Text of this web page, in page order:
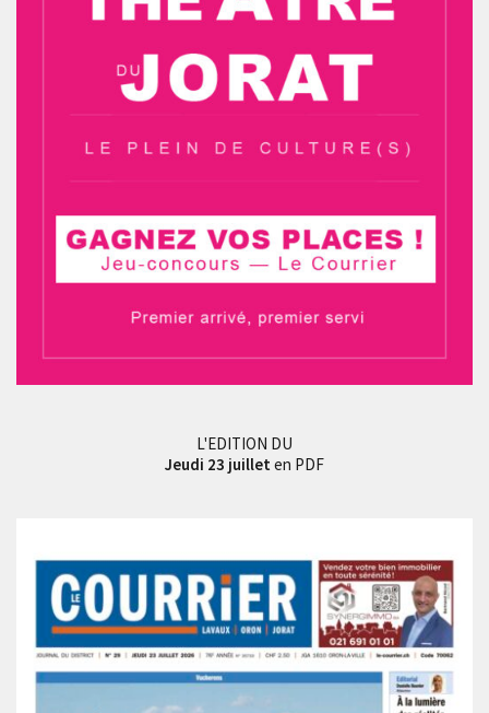
L'EDITION DU
Jeudi 23 juillet en PDF